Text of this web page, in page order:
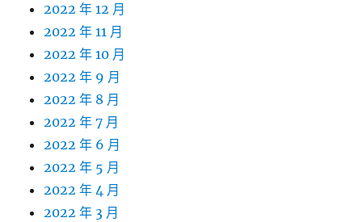
2022 年 12 月
2022 年 11 月
2022 年 10 月
2022 年 9 月
2022 年 8 月
2022 年 7 月
2022 年 6 月
2022 年 5 月
2022 年 4 月
2022 年 3 月